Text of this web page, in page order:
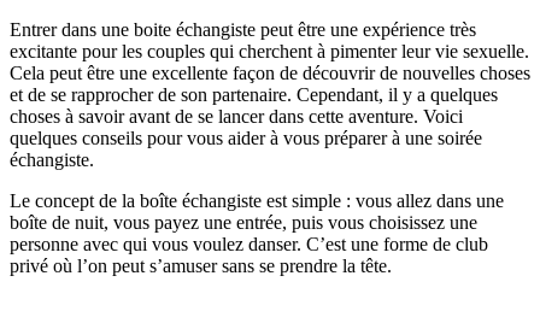
Entrer dans une boite échangiste peut être une expérience très
excitante pour les couples qui cherchent à pimenter leur vie sexuelle.
Cela peut être une excellente façon de découvrir de nouvelles choses
et de se rapprocher de son partenaire. Cependant, il y a quelques
choses à savoir avant de se lancer dans cette aventure. Voici
quelques conseils pour vous aider à vous préparer à une soirée
échangiste.
Le concept de la boîte échangiste est simple : vous allez dans une
boîte de nuit, vous payez une entrée, puis vous choisissez une
personne avec qui vous voulez danser. C’est une forme de club
privé où l’on peut s’amuser sans se prendre la tête.